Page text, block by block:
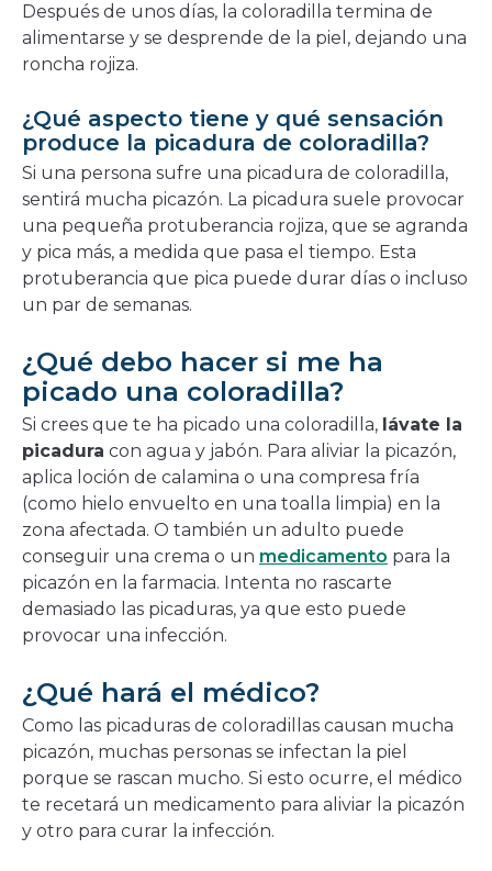
Después de unos días, la coloradilla termina de
alimentarse y se desprende de la piel, dejando una
roncha rojiza.
¿Qué aspecto tiene y qué sensación
produce la picadura de coloradilla?
Si una persona sufre una picadura de coloradilla,
sentirá mucha picazón. La picadura suele provocar
una pequeña protuberancia rojiza, que se agranda
y pica más, a medida que pasa el tiempo. Esta
protuberancia que pica puede durar días o incluso
un par de semanas.
¿Qué debo hacer si me ha
picado una coloradilla?
Si crees que te ha picado una coloradilla, lávate la
picadura con agua y jabón. Para aliviar la picazón,
aplica loción de calamina o una compresa fría
(como hielo envuelto en una toalla limpia) en la
zona afectada. O también un adulto puede
conseguir una crema o un medicamento para la
picazón en la farmacia. Intenta no rascarte
demasiado las picaduras, ya que esto puede
provocar una infección.
¿Qué hará el médico?
Como las picaduras de coloradillas causan mucha
picazón, muchas personas se infectan la piel
porque se rascan mucho. Si esto ocurre, el médico
te recetará un medicamento para aliviar la picazón
y otro para curar la infección.